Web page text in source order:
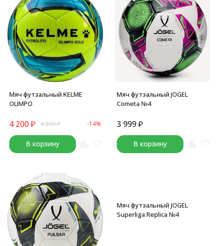
Мяч футзальный KELME
OLIMPO
4 200₽ 4 860₽ -14%
В корзину
Мяч футзальный JOGEL
Cometa №4
3 999₽
В корзину
Мяч футзальный JOGEL
Superliga Replica №4